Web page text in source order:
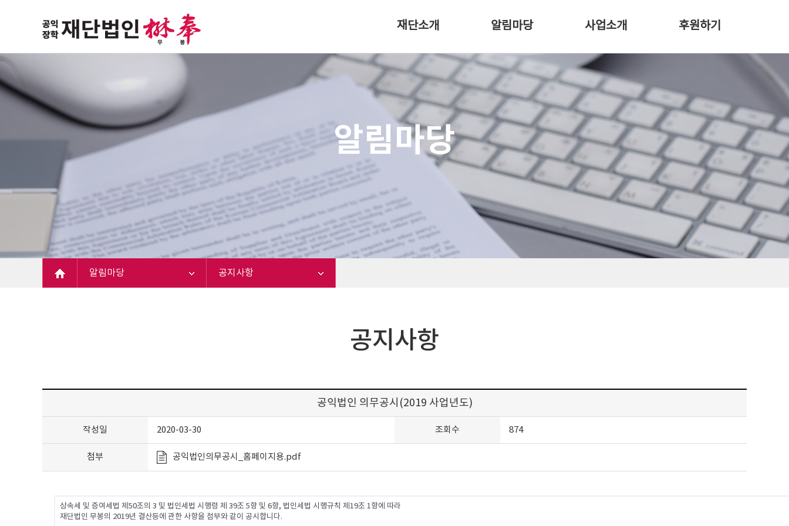
재단소개
이사장 인사말
설립취지
연혁
조직소개
오시는 길
알림마당
공지사항
홍보자료실
사업소개
비전
장학사업
후원하기
감사갤러리
알림마당
알림마당 공지사항
공지사항
공익법인 의무공시(2019 사업년도)
작성일 2020-03-30 조회수 874
첨부 공익법인의무공시_홈페이지용.pdf
상속세 및 증여세법 제50조의 3 및 법인세법 시행령 제 39조 5항 및 6항, 법인세법 시행규칙 제19조 1항에 따라
재단법인 무봉의 2019년 결산등에 관한 사항을 첨부와 같이 공시합니다.